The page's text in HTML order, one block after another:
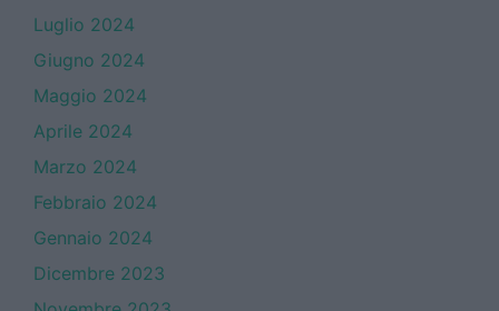
Luglio 2024
Giugno 2024
Maggio 2024
Aprile 2024
Marzo 2024
Febbraio 2024
Gennaio 2024
Dicembre 2023